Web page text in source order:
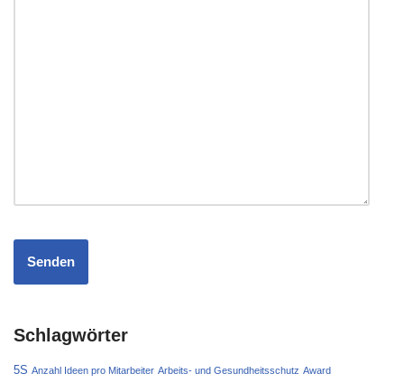
Schlagwörter
5S Anzahl Ideen pro Mitarbeiter Arbeits- und Gesundheitsschutz Award